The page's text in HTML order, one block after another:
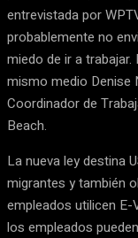
entrevistada por
probablemente no
miedo de ir a
mismo medio Denise
Coordinador de
Beach.
La nueva ley destina
migrantes y también
empleados utilicen
los empleados